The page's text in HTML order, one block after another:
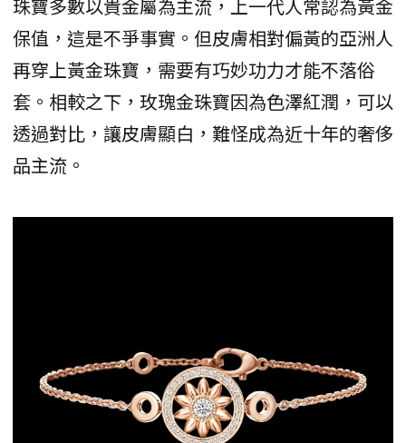
珠寶多數以貴金屬為主流，上一代人常認為黃金
保值，這是不爭事實。但皮膚相對偏黃的亞洲人
再穿上黃金珠寶，需要有巧妙功力才能不落俗
套。相較之下，玫瑰金珠寶因為色澤紅潤，可以
透過對比，讓皮膚顯白，難怪成為近十年的奢侈
品主流。